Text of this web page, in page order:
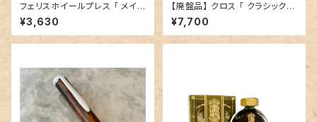
フェリスホイールプレス 「 メイン
ストリートマーマレード（TWILI
GHT GARDEN COLLECTIO
N）」／38mlインク／ラメなし
¥3,630
【廃盤品】 クロス 「 クラシック
センチュリー ボールペン （クロ
ーム ／箱無し）」
¥7,700